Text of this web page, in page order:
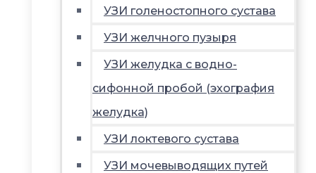
УЗИ голеностопного сустава
УЗИ желчного пузыря
УЗИ желудка с водно-
сифонной пробой (эхография
желудка)
УЗИ локтевого сустава
УЗИ мочевыводящих путей